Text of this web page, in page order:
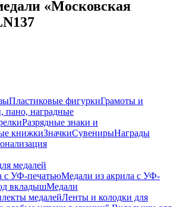
«Московская
Пластиковые фигуркиГрамоты и
пано, наградные
Разрядные знаки и
книжкиЗначкиСувенирыНаграды
медалей
с УФ-печатьюМедали из акрила с УФ-
вкладышМедали
медалейЛенты и колодки для